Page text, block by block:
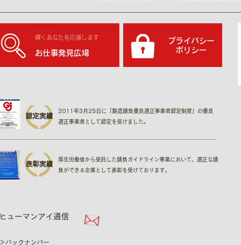
お仕事発見広場
輝くあなたを応援します
プライバシー
​ポリシー
2011年3月25日に「製造請負優良適正事業者認定制度​」の優良
適正事業者として認定を受けました。
認定実績
表彰実績
厚生労働省から受託した請負ガイドライン事業において、適正な請
負ができる企業として表彰を受けております。
ヒューマンアイ通信
＞バックナンバー